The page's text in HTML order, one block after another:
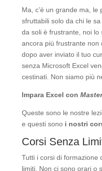
Ma, c’è un grande ma,
sfruttabili solo da chi le
da soli è frustrante, noi lo
ancora più frustrante non
dopo aver inviato il tuo
senza Microsoft Excel
cestinati. Non siamo più
Impara Excel con
Queste sono le nostre
e questi sono i nostri
Corsi Senza
Tutti i corsi di formazione
limiti. Non ci sono orari o